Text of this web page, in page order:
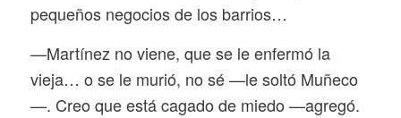
pequeños negocios de los barrios…
—Martínez no viene, que se le enfermó la
vieja… o se le murió, no sé —le soltó Muñeco
—. Creo que está cagado de miedo —agregó.